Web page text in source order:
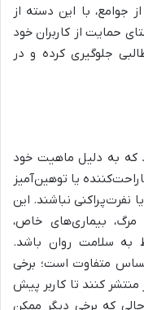
جوامع، با این دسته از
حمایت از کاربران خود
جلوگیری کرده و در
که به دلیل ماهیت خود
یا توهین‌آمیز
نباشند. این
مرگ، بیماری‌های خاص،
به سلامت روان باشد.
متفاوت است؛ برخی
کنند تا کاربر پیش
که برخی دیگر ممکن